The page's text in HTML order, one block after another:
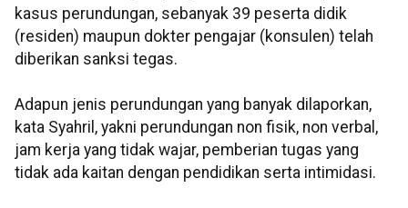
kasus perundungan, sebanyak 39 peserta didik
(residen) maupun dokter pengajar (konsulen) telah
diberikan sanksi tegas.
Adapun jenis perundungan yang banyak dilaporkan,
kata Syahril, yakni perundungan non fisik, non verbal,
jam kerja yang tidak wajar, pemberian tugas yang
tidak ada kaitan dengan pendidikan serta intimidasi.